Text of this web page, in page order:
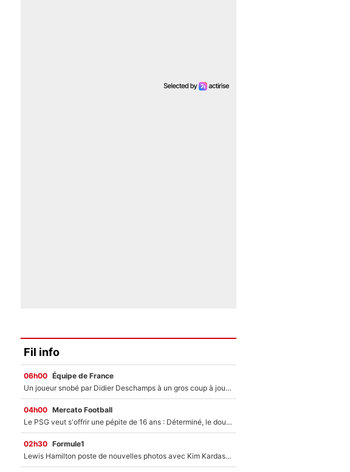
Fil info
06h00 Équipe de France
Un joueur snobé par Didier Deschamps à un gros coup à jouer en équipe de France : Zinedine Zidane a trouvé son numéro 9 ?
04h00 Mercato Football
Le PSG veut s'offrir une pépite de 16 ans : Déterminé, le double champion d'Europe en titre est prêt à lâcher 40M€ pour celui que l'on compare déjà à Vinicius Jr !
02h30 Formule1
Lewis Hamilton poste de nouvelles photos avec Kim Kardashian : Ses fans le voient déjà redevenir champion du monde de F1 grâce à elle !